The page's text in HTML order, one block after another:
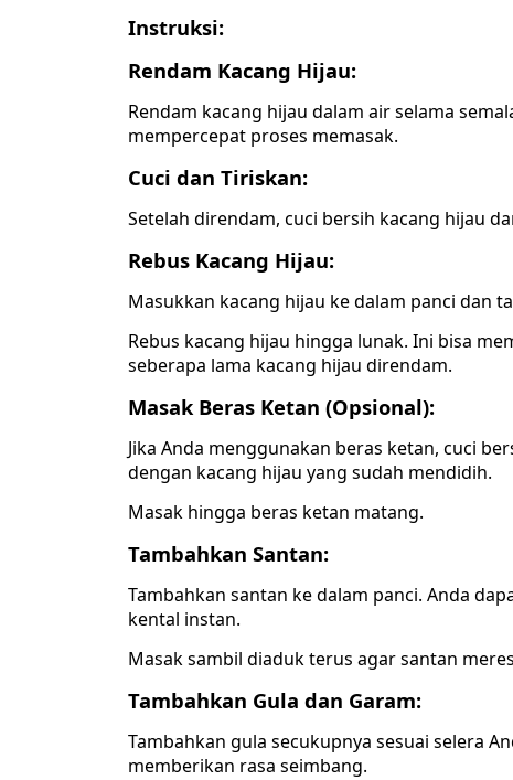
Instruksi:
Rendam Kacang Hijau:
Rendam kacang hijau dalam air selama
mempercepat proses memasak.
Cuci dan Tiriskan:
Setelah direndam, cuci bersih kacang hijau
Rebus Kacang Hijau:
Masukkan kacang hijau ke dalam panci dan
Rebus kacang hijau hingga lunak. Ini bisa
seberapa lama kacang hijau direndam.
Masak Beras Ketan (Opsional):
Jika Anda menggunakan beras ketan, cuci
dengan kacang hijau yang sudah mendidih.
Masak hingga beras ketan matang.
Tambahkan Santan:
Tambahkan santan ke dalam panci. Anda
kental instan.
Masak sambil diaduk terus agar santan
Tambahkan Gula dan Garam:
Tambahkan gula secukupnya sesuai selera
memberikan rasa seimbang.